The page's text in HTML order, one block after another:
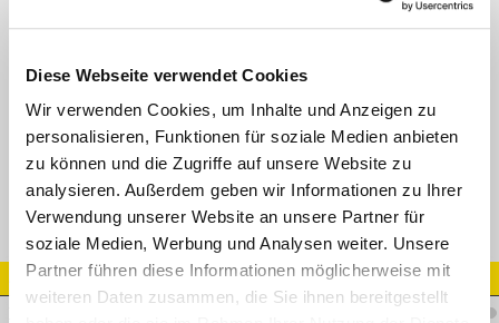
Diese Webseite verwendet Cookies
Wir verwenden Cookies, um Inhalte und Anzeigen zu
personalisieren, Funktionen für soziale Medien anbieten
zu können und die Zugriffe auf unsere Website zu
analysieren. Außerdem geben wir Informationen zu Ihrer
Verwendung unserer Website an unsere Partner für
soziale Medien, Werbung und Analysen weiter. Unsere
Partner führen diese Informationen möglicherweise mit
weiteren Daten zusammen, die Sie ihnen bereitgestellt
Empfohlene Medien: Mineralöl, Pflanzenöl, Wasser, Glykol, Mineralöl/
Datenblatt
Artikel Nr.